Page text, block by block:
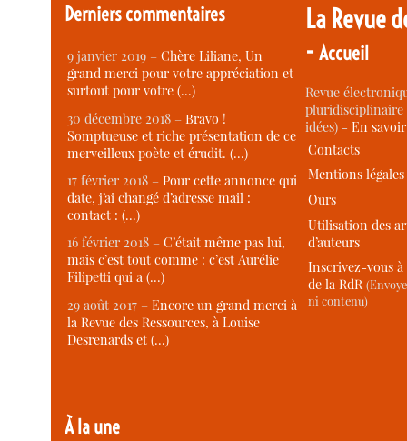
Derniers commentaires
9 janvier 2019 –Chère Liliane, Un
grand merci pour votre appréciation et
surtout pour votre (…)
30 décembre 2018 –Bravo !
Somptueuse et riche présentation de ce
merveilleux poète et érudit. (…)
17 février 2018 –Pour cette annonce qui
date, j’ai changé d’adresse mail :
contact : (…)
16 février 2018 –C’était même pas lui,
mais c’est tout comme : c’est Aurélie
Filipetti qui a (…)
29 août 2017 –Encore un grand merci à
la Revue des Ressources, à Louise
Desrenards et (…)
À la une
La Revue
-Accueil
Revue
idées) -En
Contacts
Mentions légales
Ours
Utilisation des
d’auteurs
Inscrivez-vous
de la RdR
ni contenu)